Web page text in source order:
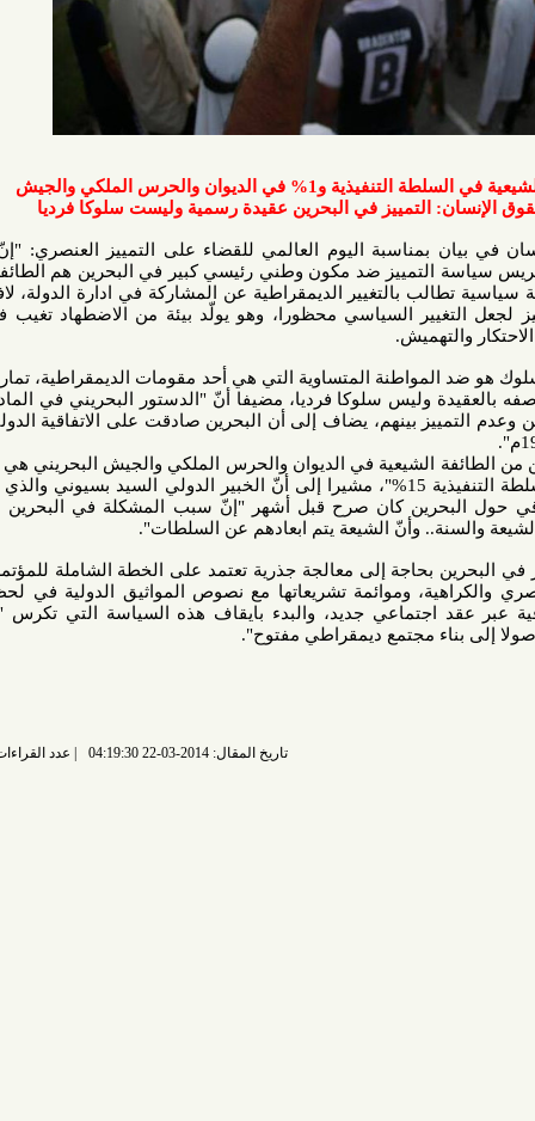
التمييز في البحرين عقيدة رسمية وليست سلوكا فرديا
اليوم العالمي للقضاء على التمييز العنصري: "إنّ الحكومة
ضد مكون وطني رئيسي كبير في البحرين هم الطائفة الشيعية
الديمقراطية عن المشاركة في ادارة الدولة، لافتا إلى أنّ
السياسي محظورا، وهو يولّد بيئة من الاضطهاد تغيب فيها صورة
المتساوية التي هي أحد مقومات الديمقراطية، تمارسه جهات
رسمية في الدولة بحيث يمكن وصفه بالعقيدة وليس سلوكا فرديا، مضيفا أنّ "الدستور البحريني في المادة رقم 18
بينهم، يضاف إلى أن البحرين صادقت على الاتفاقية الدولية للقضاء
وتابع المنتدى: "تبلغ نسبة العاملين من الطائفة الشيعية في الديوان والحرس الملكي والجيش البحريني هي 1%، بينما
في السلطة القضائية 12 % والسلطة التنفيذية 15%"، مشيرا إلى أنّ الخبير الدولي السيد بسيوني والذي استقدمته
كان صرح قبل أشهر "إنّ سبب المشكلة في البحرين هي قضايا
وأنّ الشيعة يتم ابعادهم عن السلطات".
بحاجة إلى معالجة جذرية تعتمد على الخطة الشاملة للمؤتمر العالمي
وموائمة تشريعاتها مع نصوص المواثيق الدولية في لحظة تحقيق
اجتماعي جديد، والبدء بايقاف هذه السياسة التي تكرس "الاضطهاد
مجتمع ديمقراطي مفتوح".
عدد القراءات: 7853 قراءة |